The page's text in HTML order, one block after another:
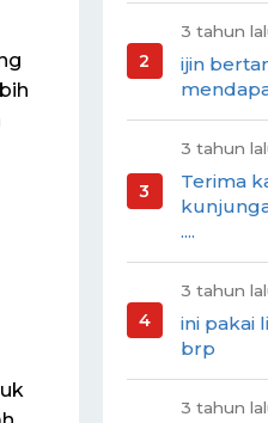
3 tahun
ijin
3 tahun
Terima
....
3 tahun
ini pakai
brp
3 tahun